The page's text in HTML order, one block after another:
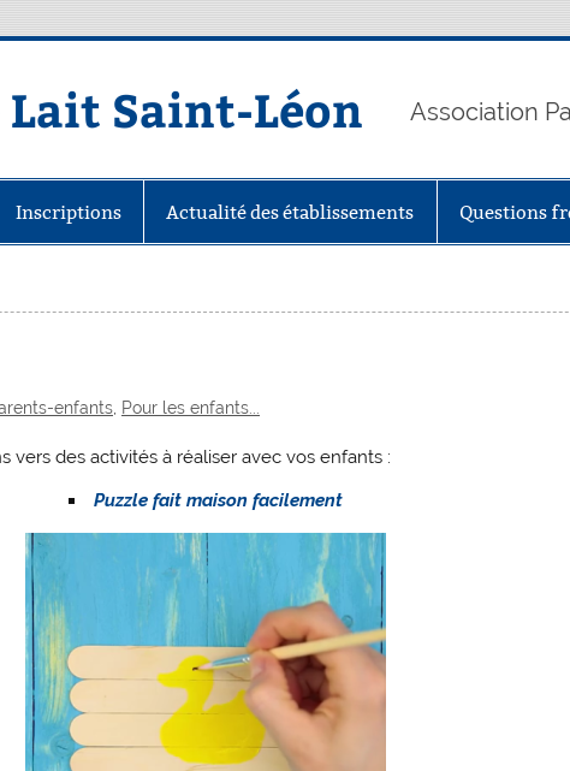
Lait Saint-Léon Association
Inscriptions Actualité des établissements Questions
enfants, Pour les enfants...
vers des activités à réaliser avec vos enfants :
Puzzle fait maison facilement